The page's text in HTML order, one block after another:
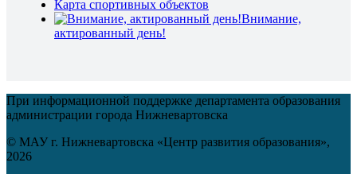
Карта спортивных объектов
Внимание,
актированный день!
При информационной поддержке департамента образования
администрации города Нижневартовска
© МАУ г. Нижневартовска «Центр развития образования»,
2026